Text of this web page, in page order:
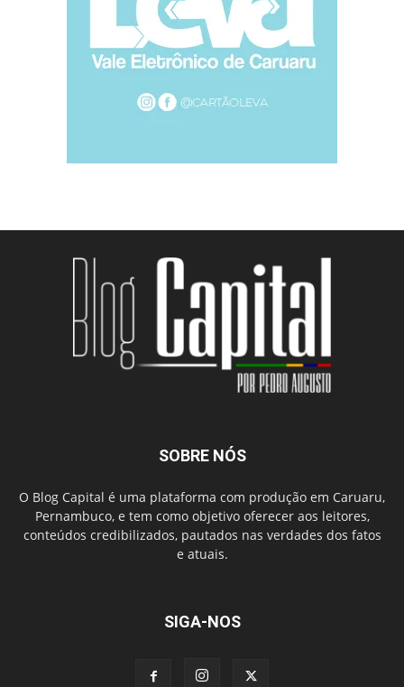
SOBRE NÓS
O Blog Capital é uma plataforma com produção em Caruaru,
Pernambuco, e tem como objetivo oferecer aos leitores,
conteúdos credibilizados, pautados nas verdades dos fatos
e atuais.
SIGA-NOS